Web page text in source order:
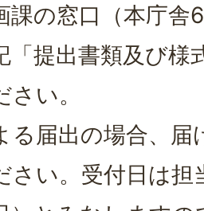
課の窓口（本庁舎
「提出書類及び様
い。
る届出の場合、届
さい。受付日は担